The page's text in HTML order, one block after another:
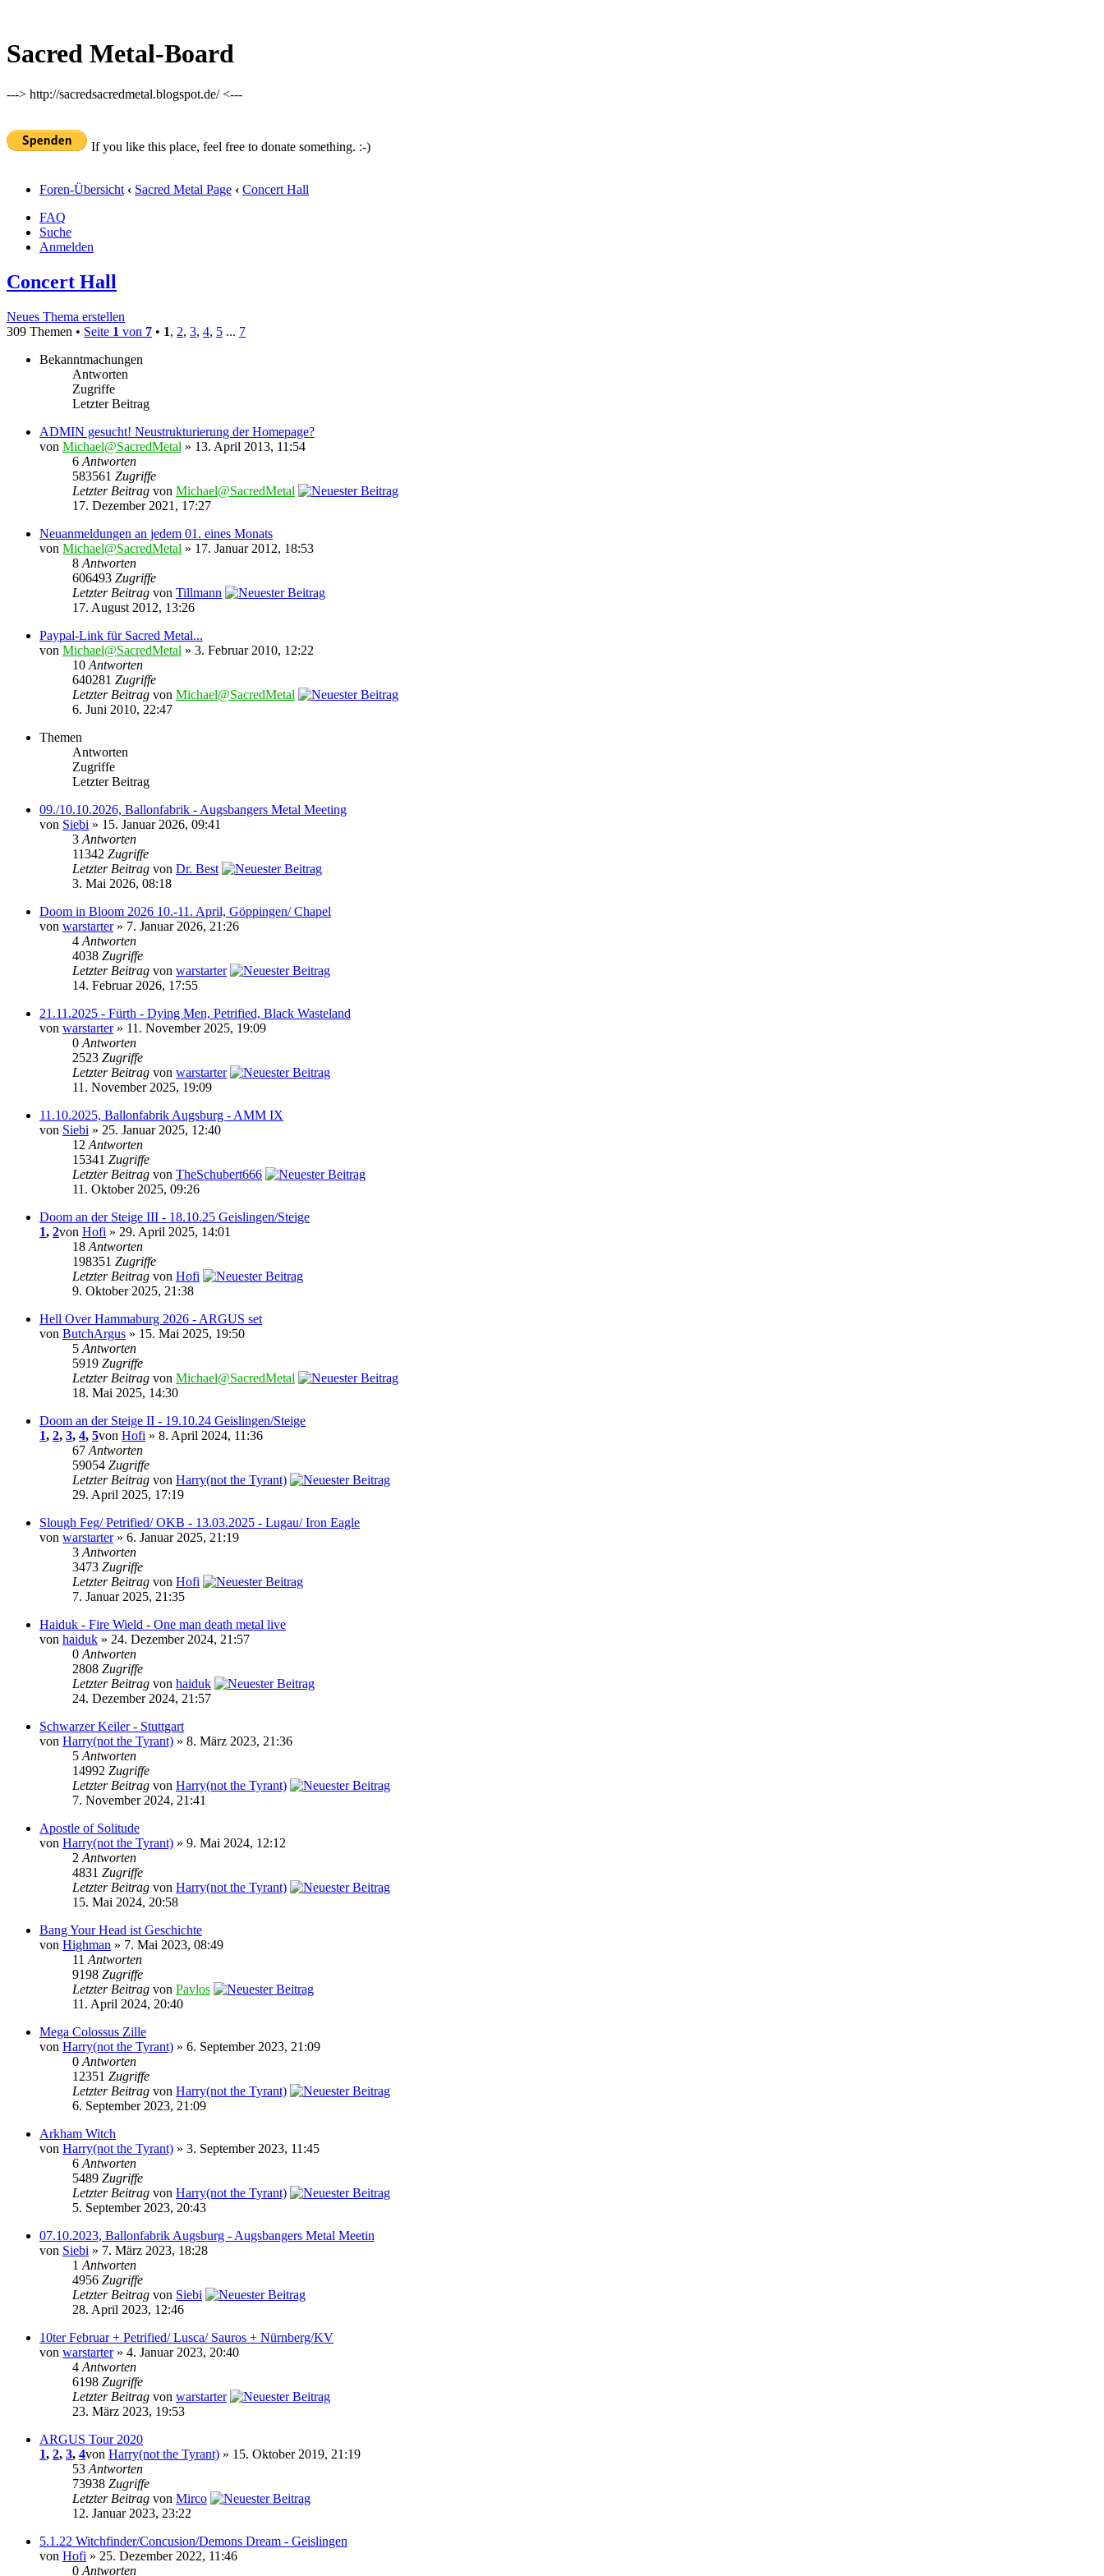
Sacred Metal-Board
---> http://sacredsacredmetal.blogspot.de/ <---
If you like this place, feel free to donate something. :-)
Foren-Übersicht ‹ Sacred Metal Page ‹ Concert Hall
FAQ
Suche
Anmelden
Concert Hall
Neues Thema erstellen
309 Themen • Seite 1 von 7 • 1, 2, 3, 4, 5 ... 7
Bekanntmachungen
Antworten
Zugriffe
Letzter Beitrag
ADMIN gesucht! Neustrukturierung der Homepage?
von Michael@SacredMetal » 13. April 2013, 11:54
6 Antworten
583561 Zugriffe
Letzter Beitrag von Michael@SacredMetal
17. Dezember 2021, 17:27
Neuanmeldungen an jedem 01. eines Monats
von Michael@SacredMetal » 17. Januar 2012, 18:53
8 Antworten
606493 Zugriffe
Letzter Beitrag von Tillmann
17. August 2012, 13:26
Paypal-Link für Sacred Metal...
von Michael@SacredMetal » 3. Februar 2010, 12:22
10 Antworten
640281 Zugriffe
Letzter Beitrag von Michael@SacredMetal
6. Juni 2010, 22:47
Themen
Antworten
Zugriffe
Letzter Beitrag
09./10.10.2026, Ballonfabrik - Augsbangers Metal Meeting
von Siebi » 15. Januar 2026, 09:41
3 Antworten
11342 Zugriffe
Letzter Beitrag von Dr. Best
3. Mai 2026, 08:18
Doom in Bloom 2026 10.-11. April, Göppingen/ Chapel
von warstarter» 7. Januar 2026, 21:26
4 Antworten
4038 Zugriffe
Letzter Beitrag von warstarter
14. Februar 2026, 17:55
21.11.2025 - Fürth - Dying Men, Petrified, Black Wasteland
von warstarter» 11. November 2025, 19:09
0 Antworten
2523 Zugriffe
Letzter Beitrag von warstarter
11. November 2025, 19:09
11.10.2025, Ballonfabrik Augsburg - AMM IX
von Siebi » 25. Januar 2025, 12:40
12 Antworten
15341 Zugriffe
Letzter Beitrag von TheSchubert666
11. Oktober 2025, 09:26
Doom an der Steige III - 18.10.25 Geislingen/Steige
1, 2von Hofi » 29. April 2025, 14:01
18 Antworten
198351 Zugriffe
Letzter Beitrag von Hofi
9. Oktober 2025, 21:38
Hell Over Hammaburg 2026 - ARGUS set
von ButchArgus » 15. Mai 2025, 19:50
5 Antworten
5919 Zugriffe
Letzter Beitrag von Michael@SacredMetal
18. Mai 2025, 14:30
Doom an der Steige II - 19.10.24 Geislingen/Steige
1, 2, 3, 4, 5von Hofi » 8. April 2024, 11:36
67 Antworten
59054 Zugriffe
Letzter Beitrag von Harry(not the Tyrant)
29. April 2025, 17:19
Slough Feg/ Petrified/ OKB - 13.03.2025 - Lugau/ Iron Eagle
von warstarter» 6. Januar 2025, 21:19
3 Antworten
3473 Zugriffe
Letzter Beitrag von Hofi
7. Januar 2025, 21:35
Haiduk - Fire Wield - One man death metal live
von haiduk » 24. Dezember 2024, 21:57
0 Antworten
2808 Zugriffe
Letzter Beitrag von haiduk
24. Dezember 2024, 21:57
Schwarzer Keiler - Stuttgart
von Harry(not the Tyrant) » 8. März 2023, 21:36
5 Antworten
14992 Zugriffe
Letzter Beitrag von Harry(not the Tyrant)
7. November 2024, 21:41
Apostle of Solitude
von Harry(not the Tyrant) » 9. Mai 2024, 12:12
2 Antworten
4831 Zugriffe
Letzter Beitrag von Harry(not the Tyrant)
15. Mai 2024, 20:58
Bang Your Head ist Geschichte
von Highman » 7. Mai 2023, 08:49
11 Antworten
9198 Zugriffe
Letzter Beitrag von Pavlos
11. April 2024, 20:40
Mega Colossus Zille
von Harry(not the Tyrant) » 6. September 2023, 21:09
0 Antworten
12351 Zugriffe
Letzter Beitrag von Harry(not the Tyrant)
6. September 2023, 21:09
Arkham Witch
von Harry(not the Tyrant) » 3. September 2023, 11:45
6 Antworten
5489 Zugriffe
Letzter Beitrag von Harry(not the Tyrant)
5. September 2023, 20:43
07.10.2023, Ballonfabrik Augsburg - Augsbangers Metal Meetin
von Siebi » 7. März 2023, 18:28
1 Antworten
4956 Zugriffe
Letzter Beitrag von Siebi
28. April 2023, 12:46
10ter Februar + Petrified/ Lusca/ Sauros + Nürnberg/KV
von warstarter» 4. Januar 2023, 20:40
4 Antworten
6198 Zugriffe
Letzter Beitrag von warstarter
23. März 2023, 19:53
ARGUS Tour 2020
1, 2, 3, 4von Harry(not the Tyrant) » 15. Oktober 2019, 21:19
53 Antworten
73938 Zugriffe
Letzter Beitrag von Mirco
12. Januar 2023, 23:22
5.1.22 Witchfinder/Concusion/Demons Dream - Geislingen
von Hofi » 25. Dezember 2022, 11:46
0 Antworten